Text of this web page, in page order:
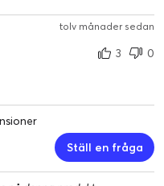
av prisbelönta
aldrig ska missa någon
tolv månader sedan
3
0
Ställ en fråga